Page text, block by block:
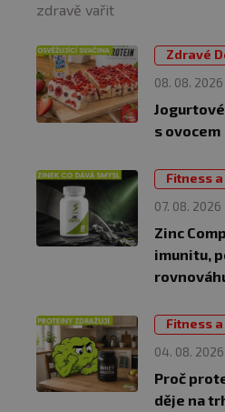
zdravě vařit
08. 08. 2026
Zdravé
s ovocem
07. 08. 2026
Fitness
Zinc
imunitu,
04. 08. 2026
Fitness
Proč
děje na